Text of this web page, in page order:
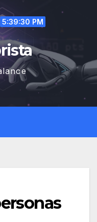
5:39:31 PM